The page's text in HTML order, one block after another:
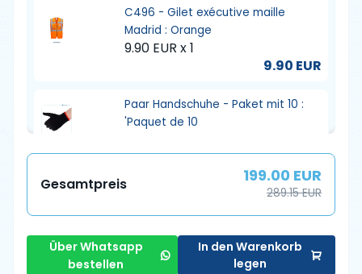
C496 - Gilet exécutive maille
Madrid : Orange
9.90 EUR x 1
9.90 EUR
Paar Handschuhe - Paket mit 10 :
'Paquet de 10
12.00 EUR
Weißer Schutzhelm mit Kinnriemen
gegen Aufprall : -
6.00 EUR x 1
6.00 EUR
Gesamtpreis 199.00 EUR
289.15 EUR
Über Whatsapp
bestellen
In den Warenkorb
legen